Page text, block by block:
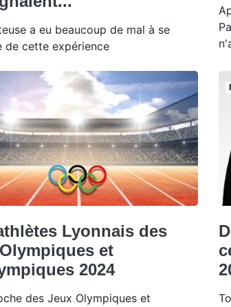
a eu beaucoup de mal à se
de cette expérience
Lyonnais des
et
2024
des Jeux Olympiques et